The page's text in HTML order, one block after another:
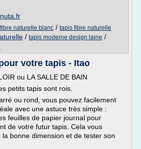
naturelle blanc / tapis fibre naturelle
/ tapis moderne design laine /
votre tapis - Itao
ou LA SALLE DE BAIN
petits tapis sont rois.
ou rond, vous pouvez facilement
avec une astuce très simple :
feuilles de papier journal pour
de votre futur tapis. Cela vous
bonne dimension et de tester son